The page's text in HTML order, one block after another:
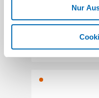
Nur
Artikel-Nr.
FEST.00718